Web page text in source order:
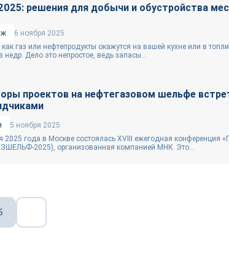
решения для добычи и обустройства
6 ноября 2025
как газ или нефтепродукты окажутся на вашей кухне или в
недр. Дело это непростое, ведь запасы...
проектов на нефтегазовом шельфе
5 ноября 2025
2025 года в Москве состоялась XVIII ежегодная конференция
2025), организованная компанией МНК. Это...